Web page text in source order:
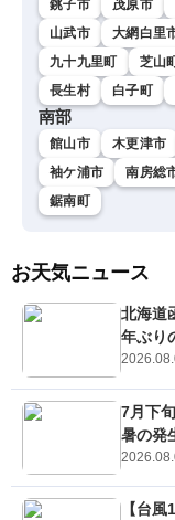
銚子市 茂原市
山武市
大網白里
九十九里町
芝山
長生村
白子町
南部
館山市 木更津市
袖ケ浦市
南房総
鋸南町
お天気ニュース
北海道
年ぶり
7月下
暑の発
【台